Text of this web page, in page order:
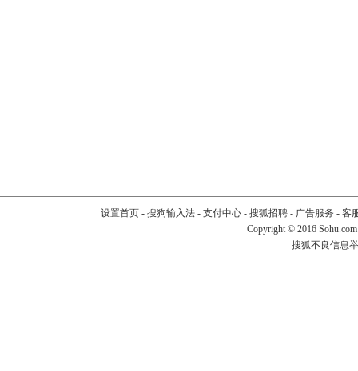
设置首页- 搜狗输入法- 支付中心- 搜狐招聘- 广告服务 - 客
Copyright © 2016
搜狐不良信息